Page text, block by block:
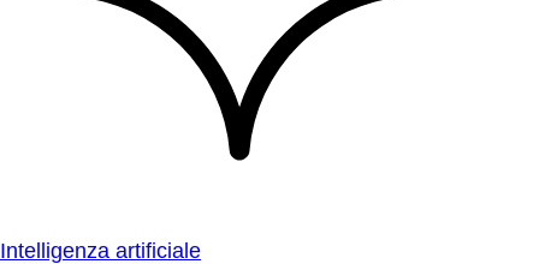
Intelligenza artificiale